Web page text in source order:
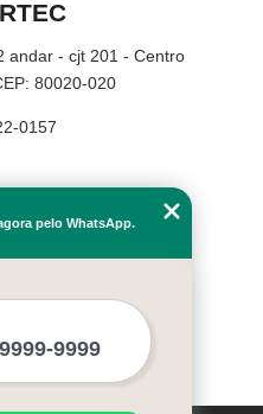
andar - cjt 201 - Centro
80020-020
0157
pelo WhatsApp.